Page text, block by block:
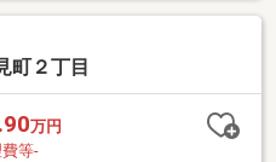
町２丁目
万円
等-